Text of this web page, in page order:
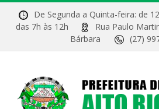
De Segunda a Quinta-feira: de
das 7h às 12h
Rua Paulo
Bárbara
(27)